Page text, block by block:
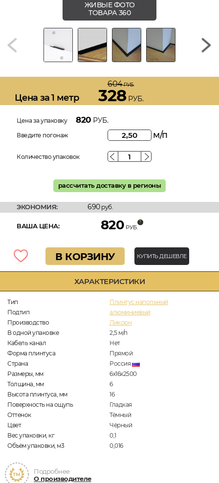
ХАРАКТЕРИСТИКИ
Тип
Плинтус напольный
Подтип
алюминиевый
Производство
Ликорн
В одной упаковке
2,5 м/п
Кабель канал
Нет
Форма плинтуса
Прямой
Страна
Россия
Размеры, мм
6х16х2500
Толщина, мм
6
Высота плинтуса, мм
16
Поверхность на ощупь
Гладкая
Оттенок
Тёмный
Цвет
Чёрный
Вес упаковки, кг
0,1
Объём упаковки, м3
0,016
Подробнее
О производителе
ЖИВЫЕ ФОТО
ТОВАРА 360
Цена за 1 метр
604РУБ.
328РУБ.
Цена за упаковку 820 РУБ.
Введите погонаж м/п
Количество упаковок
рассчитать доставку в регионы
ЭКОНОМИЯ: 690руб.
ВАША ЦЕНА: 820 РУБ.
В КОРЗИНУ КУПИТЬ ДЕШЕВЛЕ